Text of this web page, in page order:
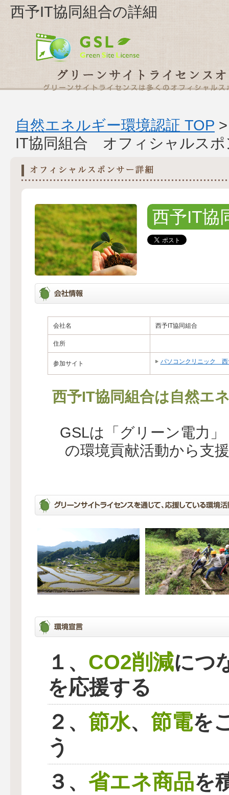
西予IT協同組合の詳細
自然エネルギー環境認証 TOP
IT協同組合 オフィシャルスポ
西予IT協
会社名 西予IT協同組合
住所
参加サイト パソコンクリニック 西
西予IT協同組合は自然エ
GSLは「グリーン電力
の環境貢献活動から支
１、 CO2削減につ
を応援する
２、 節水、 節電を
う
３、 省エネ商品を